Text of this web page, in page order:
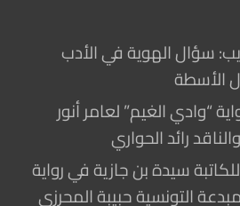
سؤال الهوية في الأدب
الأسطة
“وادي الغيم” لعامر أنور
رائد الحواري
سيدة بن جازية في رواية
التونسية حبيبة المحرزي